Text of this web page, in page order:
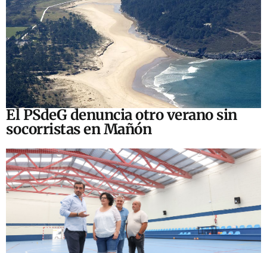
El PSdeG denuncia otro verano sin
socorristas en Mañón